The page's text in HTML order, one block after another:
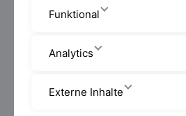
Funktional
Analytics
Externe Inhalte